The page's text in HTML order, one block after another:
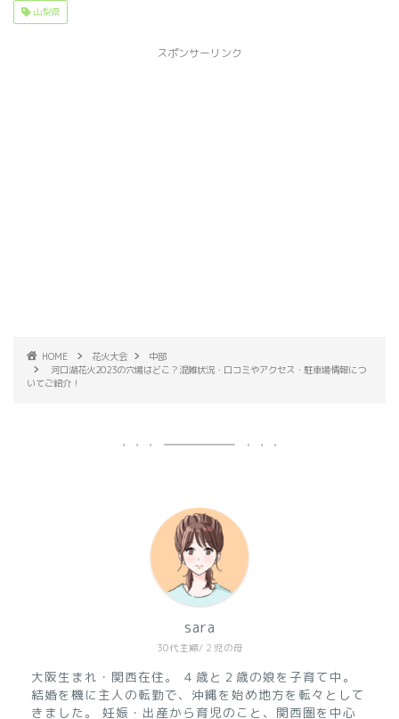
山梨県
スポンサーリンク
HOME 花火大会
中部
河口湖花火2023の穴場はどこ？混雑状況・口コミやアクセス・駐車場情報につ
いてご紹介！
30代主婦/２児の母
sara
大阪生まれ・関西在住。
４歳と２歳の娘を子育て中。
結婚を機に主人の転勤で、沖縄を始め地方を転々として
きました。
妊娠・出産から育児のこと、関西圏を中心